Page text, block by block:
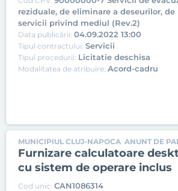
reziduale, de eliminare a deseurilor, de
servicii privind mediul (Rev.2)
Data publicării: 04.09.2022 13:00
Tipul contractului: Servicii
Tipul procedurii: Licitatie deschisa
Modalitatea de atribuire: Acord-cadru
MUNICIPIUL CLUJ-NAPOCA ANUNT DE
Furnizare calculatoare
cu sistem de operare inclus
Cod unic: CAN1086314